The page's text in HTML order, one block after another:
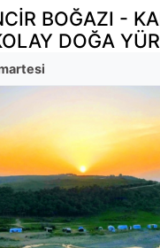
BOĞAZI -
DOĞA